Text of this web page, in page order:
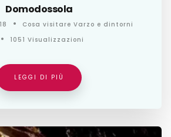
Domodossola
Cosa visitare Varzo e dintorni
1051 Visualizzazioni
LEGGI DI PIÙ